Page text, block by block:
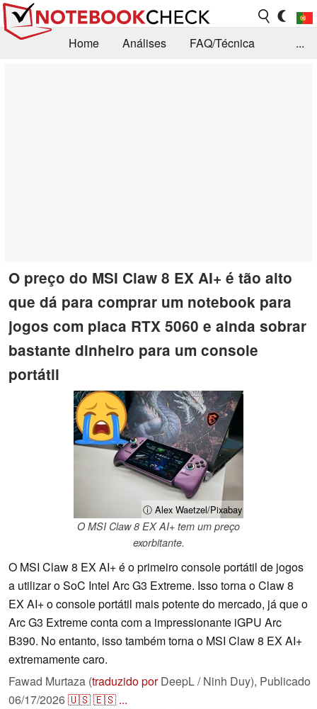
Home Análises
FAQ/Técnica
...
O preço do MSI Claw 8 EX AI+ é tão alto
que dá para comprar um notebook para
jogos com placa RTX 5060 e ainda sobrar
bastante dinheiro para um console
portátil
ⓘ Alex Waetzel/Pixabay
O MSI Claw 8 EX AI+ tem um preço
exorbitante.
O MSI Claw 8 EX AI+ é o primeiro console portátil de jogos
a utilizar o SoC Intel Arc G3 Extreme. Isso torna o Claw 8
EX AI+ o console portátil mais potente do mercado, já que o
Arc G3 Extreme conta com a impressionante iGPU Arc
B390. No entanto, isso também torna o MSI Claw 8 EX AI+
extremamente caro.
Fawad Murtaza (traduzido porDeepL / Ninh Duy), Publicado
06/17/2026🇺🇸🇪🇸 ...